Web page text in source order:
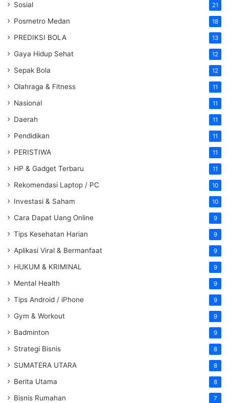
Sosial 21
Posmetro Medan 18
PREDIKSI BOLA 13
Gaya Hidup Sehat 12
Sepak Bola 12
Olahraga & Fitness 11
Nasional 11
Daerah 11
Pendidikan 11
PERISTIWA 11
HP & Gadget Terbaru 11
Rekomendasi Laptop / PC 10
Investasi & Saham 10
Cara Dapat Uang Online 9
Tips Kesehatan Harian 9
Aplikasi Viral & Bermanfaat 9
HUKUM & KRIMINAL 9
Mental Health 9
Tips Android / iPhone 9
Gym & Workout 9
Badminton 9
Strategi Bisnis 8
SUMATERA UTARA 8
Berita Utama 8
Bisnis Rumahan 7